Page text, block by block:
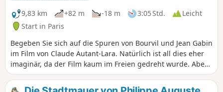
9,83 km
+82 m -18 m 3:05 Std.
Leicht
Start in Paris
Begeben Sie sich auf die Spuren von Bourvil und Jean Gabin
im Film von Claude Autant-Lara. Natürlich ist all dies eher
imaginär, da der Film kaum im Freien gedreht wurde. Aber
es bleibt der Weg von der Rue Poliveau zur Rue Lepic und
das Vergnügen, durch die Straßen von Paris zu schlendern.